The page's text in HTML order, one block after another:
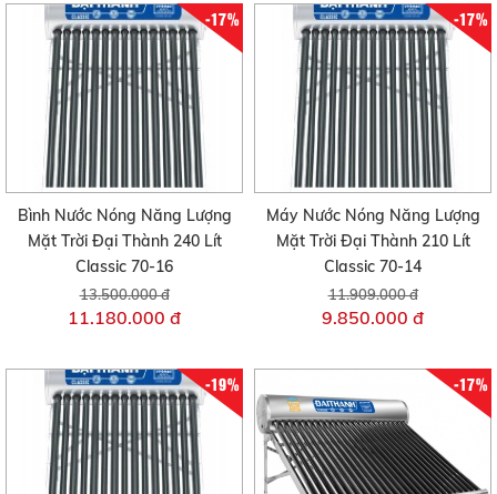
-17%
Bình Nước Nóng Năng Lượng
Mặt Trời Đại Thành 240 Lít
Classic 70-16
13.500.000 đ
11.180.000 đ
-17%
Máy Nước Nóng Năng Lượng
Mặt Trời Đại Thành 210 Lít
Classic 70-14
11.909.000 đ
9.850.000 đ
-19% -17%